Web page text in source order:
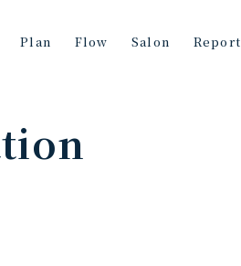
Plan Flow Salon Report